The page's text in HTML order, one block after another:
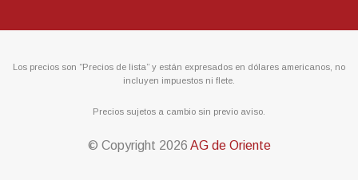
Los precios son “Precios de lista” y están expresados en dólares americanos, no
incluyen impuestos ni flete.
Precios sujetos a cambio sin previo aviso.
© Copyright 2026 AG de Oriente